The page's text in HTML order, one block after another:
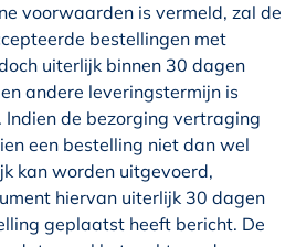
voorwaarden is vermeld, zal de
bestellingen met
uiterlijk binnen 30 dagen
andere leveringstermijn is
Indien de bezorging vertraging
een bestelling niet dan wel
kan worden uitgevoerd,
hiervan uiterlijk 30 dagen
geplaatst heeft bericht. De